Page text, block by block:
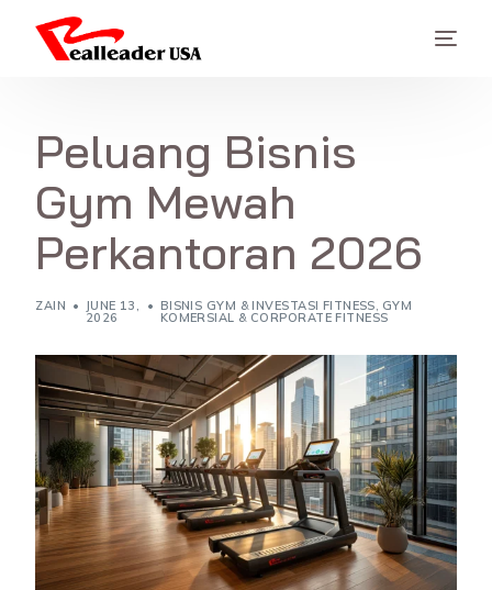
Peluang Bisnis
Gym Mewah
Perkantoran 2026
ZAIN JUNE 13,
2026
BISNIS GYM & INVESTASI FITNESS, GYM
KOMERSIAL & CORPORATE FITNESS